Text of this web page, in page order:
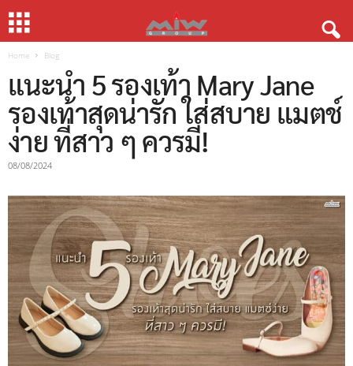
Home Blog
แนะนำ 5 รองเท้า Mary Jane
รองเท้าสุดน่ารัก ใส่สบาย แมตช์
ง่าย ที่สาว ๆ ควรมี!
08/08/2024